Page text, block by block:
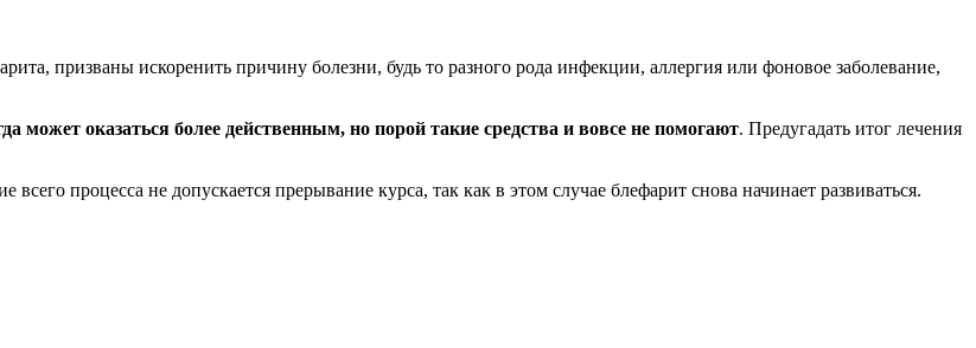
призваны искоренить причину болезни, будь то разного рода инфекции, аллергия или фоновое заболевание,
оказаться более действенным, но порой такие средства и вовсе не помогают. Предугадать итог лечения
процесса не допускается прерывание курса, так как в этом случае блефарит снова начинает развиваться.